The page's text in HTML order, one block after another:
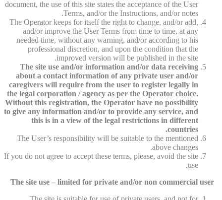
document, the use of this site states the acceptance of the User
Terms, and/or the Instructions, and/or notes.
The Operator keeps for itself the right to change, and/or add,
and/or improve the User Terms from time to time, at any
needed time, without any warning, and/or according to his
professional discretion, and upon the condition that the
improved version will be published in the site.
The site use and/or information and/or data receiving
about a contact information of any private user and/or
caregivers will require from the user to register legally in
the legal corporation / agency as per the Operator choice.
Without this registration, the Operator have no possibility
to give any information and/or to provide any service, and
this is in a view of the legal restrictions in different
countries.
The User’s responsibility will be suitable to the mentioned
above changes.
If you do not agree to accept these terms, please, avoid the site
use.
The site use – limited for private and/or non commercial user